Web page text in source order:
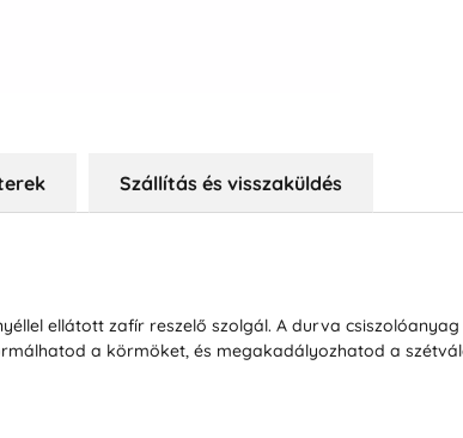
Szállítás és visszaküldés
ellátott zafír reszelő szolgál. A durva
a körmöket, és megakadályozhatod a